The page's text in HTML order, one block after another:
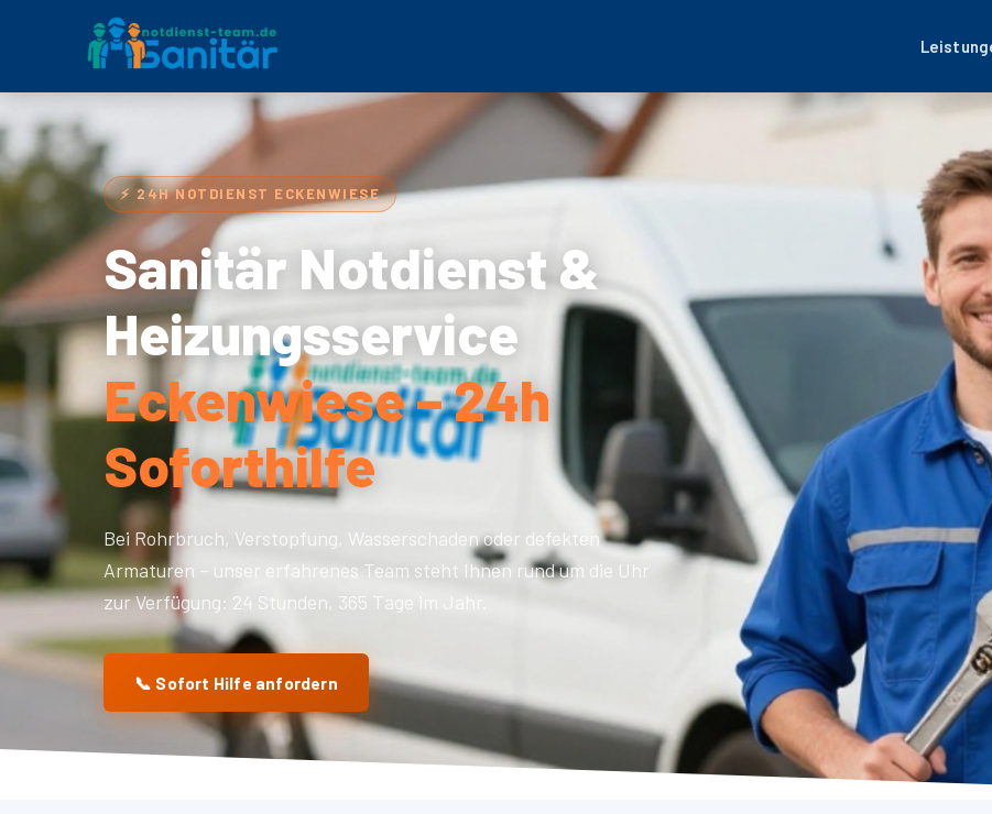
⚡ 24H NOTDIENST ECKENWIESE
Sanitär Notdienst &
Heizungsservice
Eckenwiese – 24h
Soforthilfe
Bei Rohrbruch, Verstopfung, Wasserschaden oder defekten
Armaturen – unser erfahrenes Team steht Ihnen rund um die Uhr
zur Verfügung: 24 Stunden, 365 Tage im Jahr.
📞 Sofort Hilfe anfordern